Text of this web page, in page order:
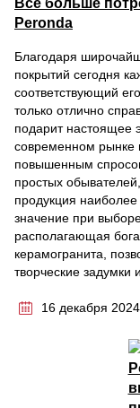
Все больше
Peronda
Благодаря
покрытий сегодня
соответствующий
только отлично
подарит настоящее
современном рынке
повышенным
простых
продукция
значение при
располагающая
керамогранита,
творческие задумки
16 декабря 2024